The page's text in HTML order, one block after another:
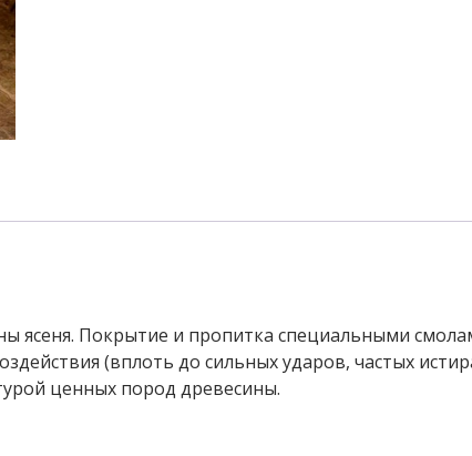
ясеня. Покрытие и пропитка специальными
(вплоть до сильных ударов, частых
ценных пород древесины.